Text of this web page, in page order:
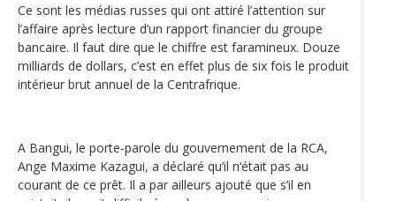
Ce sont les médias russes qui ont attiré l’attention sur
l’affaire après lecture d’un rapport financier du groupe
bancaire. Il faut dire que le chiffre est faramineux. Douze
milliards de dollars, c’est en effet plus de six fois le produit
intérieur brut annuel de la Centrafrique.
A Bangui, le porte-parole du gouvernement de la RCA,
Ange Maxime Kazagui, a déclaré qu’il n‘était pas au
courant de ce prêt. Il a par ailleurs ajouté que s’il en